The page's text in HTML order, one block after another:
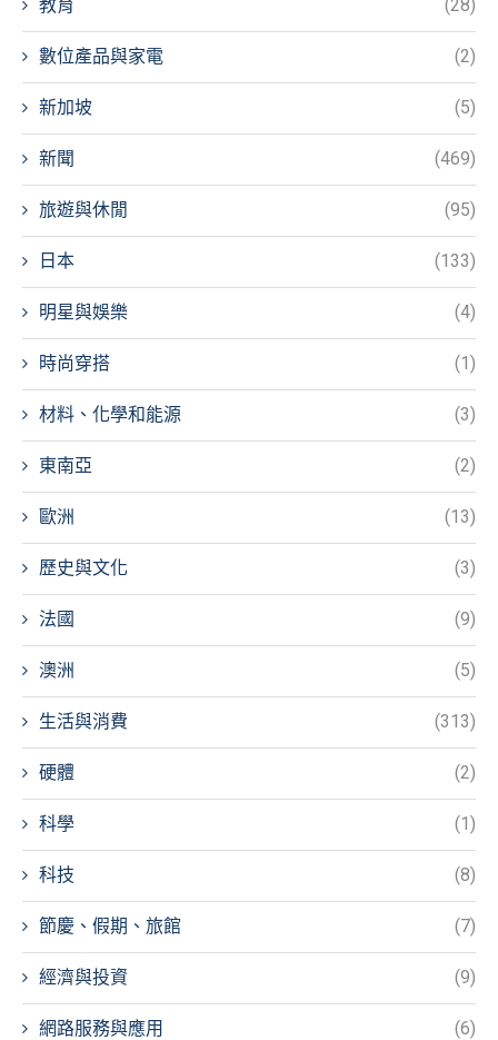
教育 (28)
數位產品與家電 (2)
新加坡 (5)
新聞 (469)
旅遊與休閒 (95)
日本 (133)
明星與娛樂 (4)
時尚穿搭 (1)
材料、化學和能源 (3)
東南亞 (2)
歐洲 (13)
歷史與文化 (3)
法國 (9)
澳洲 (5)
生活與消費 (313)
硬體 (2)
科學 (1)
科技 (8)
節慶、假期、旅館 (7)
經濟與投資 (9)
網路服務與應用 (6)